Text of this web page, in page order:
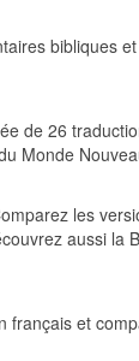
bibliques
de 26
Monde
les
aussi la
français et